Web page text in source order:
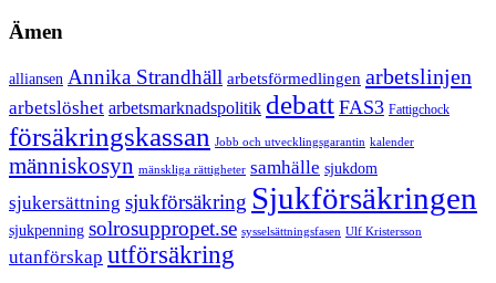
Ämen
alliansen Annika Strandhäll arbetsförmedlingen arbetslinjen
arbetslöshet arbetsmarknadspolitik debatt FAS3 Fattigchock
försäkringskassan Jobb och utvecklingsgarantin kalender
människosyn mänskliga rättigheter samhälle sjukdom
sjukersättning sjukförsäkring Sjukförsäkringen
sjukpenning solrosuppropet.se sysselsättningsfasen Ulf Kristersson
utanförskap utförsäkring